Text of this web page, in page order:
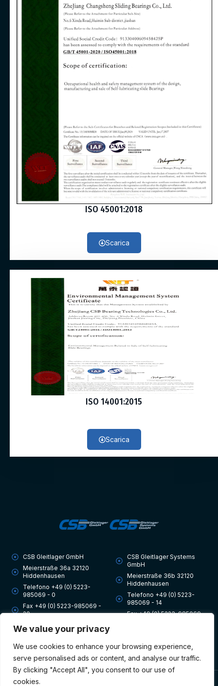
We value your privacy
We use cookies to enhance your browsing experience,
serve personalised ads or content, and analyse our traffic.
By clicking "Accept All", you consent to our use of
cookies.
ISO 45001:2018
Scarica
ISO 14001:2015
Scarica
CSB Gleitlager GmbH
Meierstraße 36a 32120
Hiddenhausen
Telefono +49 (0) 5223-
985069 - 0
Fax +49 (0) 5223-985069 -
20
info@csb-gleitlager.de
CSB Gleitlager Systems
GmbH
Meierstraße 36b 32120
Hiddenhausen
Telefono +49 (0) 5223-
985069 - 14
Fax +49 (0) 5223-985069 -
Hungarian
Dutch
Czech
Slovak
English